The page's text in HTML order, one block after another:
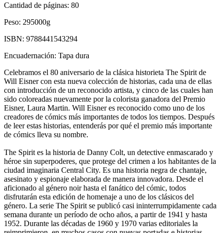
Cantidad de páginas: 80
Peso: 295000g
ISBN: 9788441543294
Encuadernación: Tapa dura
Celebramos el 80 aniversario de la clásica historieta The Spirit de
Will Eisner con esta nueva colección de historias, cada una de ellas
con introducción de un reconocido artista, y cinco de las cuales han
sido coloreadas nuevamente por la colorista ganadora del Premio
Eisner, Laura Martin. Will Eisner es reconocido como uno de los
creadores de cómics más importantes de todos los tiempos. Después
de leer estas historias, entenderás por qué el premio más importante
de cómics lleva su nombre.
The Spirit es la historia de Danny Colt, un detective enmascarado y
héroe sin superpoderes, que protege del crimen a los habitantes de la
ciudad imaginaria Central City. Es una historia negra de chantaje,
asesinato y espionaje elaborada de manera innovadora. Desde el
aficionado al género noir hasta el fanático del cómic, todos
disfrutarán esta edición de homenaje a uno de los clásicos del
género. La serie The Spirit se publicó casi ininterrumpidamente cada
semana durante un período de ocho años, a partir de 1941 y hasta
1952. Durante las décadas de 1960 y 1970 varias editoriales la